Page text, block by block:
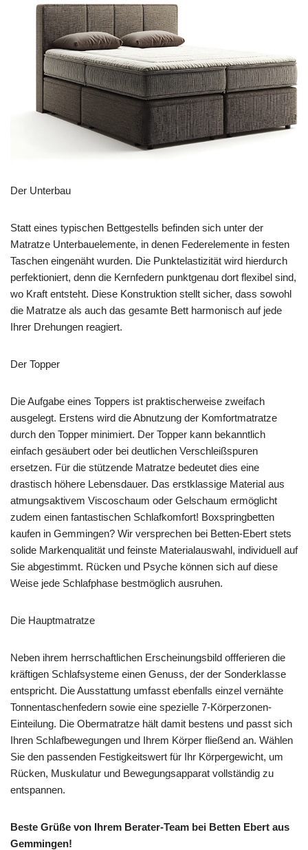
Der Unterbau
Statt eines typischen Bettgestells befinden sich unter der
Matratze Unterbauelemente, in denen Federelemente in festen
Taschen eingenäht wurden. Die Punktelastizität wird hierdurch
perfektioniert, denn die Kernfedern punktgenau dort flexibel sind,
wo Kraft entsteht. Diese Konstruktion stellt sicher, dass sowohl
die Matratze als auch das gesamte Bett harmonisch auf jede
Ihrer Drehungen reagiert.
Der Topper
Die Aufgabe eines Toppers ist praktischerweise zweifach
ausgelegt. Erstens wird die Abnutzung der Komfortmatratze
durch den Topper minimiert. Der Topper kann bekanntlich
einfach gesäubert oder bei deutlichen Verschleißspuren
ersetzen. Für die stützende Matratze bedeutet dies eine
drastisch höhere Lebensdauer. Das erstklassige Material aus
atmungsaktivem Viscoschaum oder Gelschaum ermöglicht
zudem einen fantastischen Schlafkomfort! Boxspringbetten
kaufen in Gemmingen? Wir versprechen bei Betten-Ebert stets
solide Markenqualität und feinste Materialauswahl, individuell auf
Sie abgestimmt. Rücken und Psyche können sich auf diese
Weise jede Schlafphase bestmöglich ausruhen.
Die Hauptmatratze
Neben ihrem herrschaftlichen Erscheinungsbild offferieren die
kräftigen Schlafsysteme einen Genuss, der der Sonderklasse
entspricht. Die Ausstattung umfasst ebenfalls einzel vernähte
Tonnentaschenfedern sowie eine spezielle 7-Körperzonen-
Einteilung. Die Obermatratze hält damit bestens und passt sich
Ihren Schlafbewegungen und Ihrem Körper fließend an. Wählen
Sie den passenden Festigkeitswert für Ihr Körpergewicht, um
Rücken, Muskulatur und Bewegungsapparat vollständig zu
entspannen.
Beste Grüße von Ihrem Berater-Team bei Betten Ebert aus
Gemmingen!